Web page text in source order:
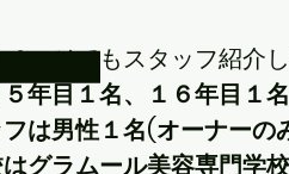
ージでもスタッフ紹介
年目１名、１６年目１
は男性１名(オーナー
グラムール美容専門学